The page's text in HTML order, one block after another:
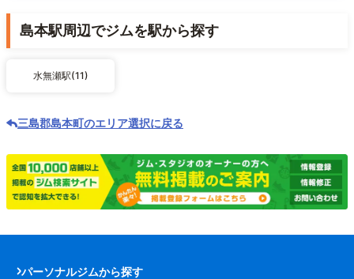
島本駅周辺でジムを駅から探す
水無瀬駅(11)
三島郡島本町のエリア選択に戻る
パーソナルジムから探す